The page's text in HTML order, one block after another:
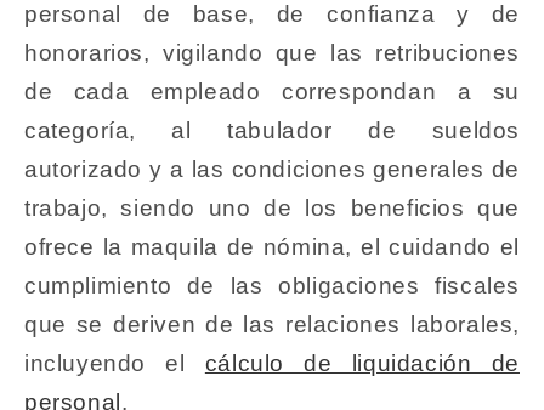
personal de base, de confianza y de
honorarios, vigilando que las retribuciones
de cada empleado correspondan a su
categoría, al tabulador de sueldos
autorizado y a las condiciones generales de
trabajo, siendo uno de los beneficios que
ofrece la maquila de nómina, el cuidando el
cumplimiento de las obligaciones fiscales
que se deriven de las relaciones laborales,
incluyendo el cálculo de liquidación de
personal .